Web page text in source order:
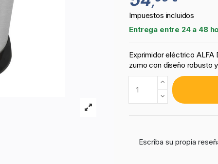
Impuestos incluidos
Entrega entre 24 a 48
Exprimidor eléctrico ALFA
zumo con diseño robusto
Escriba su propia